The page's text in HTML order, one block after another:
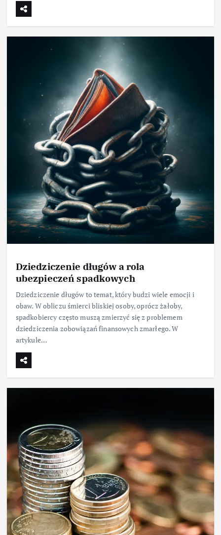
Dziedziczenie długów a rola
ubezpieczeń spadkowych
Dziedziczenie długów to temat, który budzi wiele emocji i
obaw. W obliczu śmierci bliskiej osoby, oprócz żałoby,
spadkobiercy często muszą zmierzyć się z problemem
dziedziczenia zobowiązań finansowych zmarłego. W
artykule…